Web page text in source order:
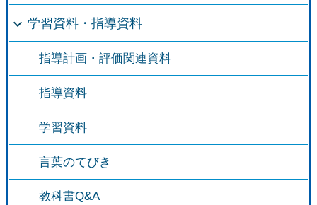
学習資料・指導資料
指導計画・評価関連資料
指導資料
学習資料
言葉のてびき
教科書Q&A